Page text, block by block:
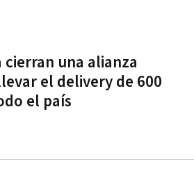
cierran una alianza
el delivery de 600
el país